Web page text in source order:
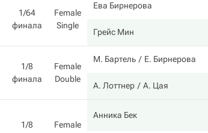
1/64
финала
Female
Single
Ева Бирнерова
Грейс Мин
1/8
финала
Female
Double
М. Бартель Е. Бирнерова
А. Лоттнер А. Цая
1/8
Female
Анника Бек